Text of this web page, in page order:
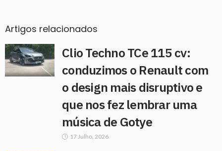
Artigos relacionados
Clio Techno TCe 115 cv:
conduzimos o Renault com
o design mais disruptivo e
que nos fez lembrar uma
música de Gotye
17 Julho, 2026